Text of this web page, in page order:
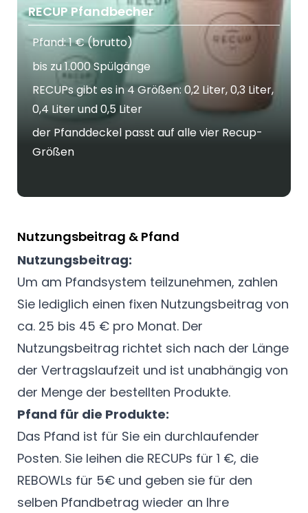
RECUP Pfandbecher
Pfand: 1 € (brutto)
bis zu 1.000 Spülgänge
RECUPs gibt es in 4 Größen: 0,2 Liter, 0,3 Liter,
0,4 Liter und 0,5 Liter
der Pfanddeckel passt auf alle vier Recup-
Größen
Nutzungsbeitrag & Pfand
Nutzungsbeitrag:
Um am Pfandsystem teilzunehmen, zahlen
Sie lediglich einen fixen Nutzungsbeitrag von
ca. 25 bis 45 € pro Monat. Der
Nutzungsbeitrag richtet sich nach der Länge
der Vertragslaufzeit und ist unabhängig von
der Menge der bestellten Produkte.
Pfand für die Produkte:
Das Pfand ist für Sie ein durchlaufender
Posten. Sie leihen die RECUPs für 1 €, die
REBOWLs für 5€ und geben sie für den
selben Pfandbetrag wieder an Ihre